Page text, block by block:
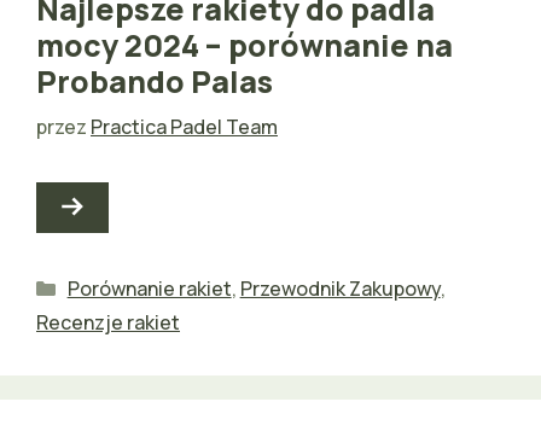
Najlepsze rakiety do padla
mocy 2024 – porównanie na
Probando Palas
przez Practica Padel Team
Kategorie
Porównanie rakiet, Przewodnik Zakupowy,
Recenzje rakiet